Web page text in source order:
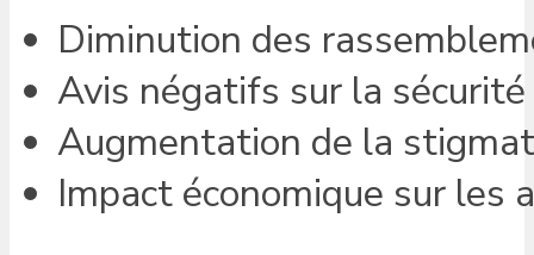
Diminution des
Avis négatifs sur la
Augmentation de la
Impact économique sur